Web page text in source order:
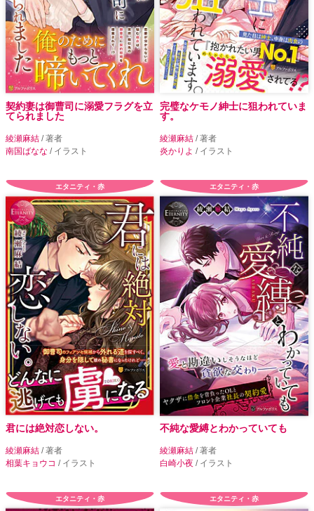
契約妻は御曹司に溺愛フラグを立
てられました
綾瀬麻結 / 著者
南国ばなな / イラスト
完璧なケモノ紳士に狙われていま
す。
綾瀬麻結 / 著者
炎かりよ / イラスト
エタニティ・赤
君には絶対恋しない。
綾瀬麻結 / 著者
相葉キョウコ / イラスト
エタニティ・赤
不純な愛縛とわかっていても
綾瀬麻結 / 著者
白崎小夜 / イラスト
エタニティ・赤 エタニティ・赤